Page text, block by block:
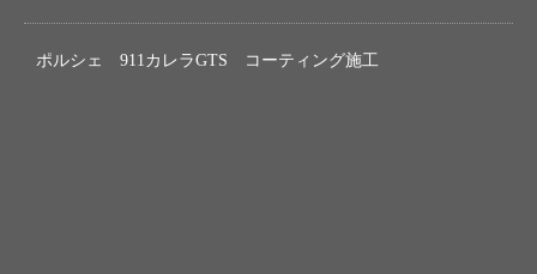
ポルシェ 911カレラGTS コーティング施工